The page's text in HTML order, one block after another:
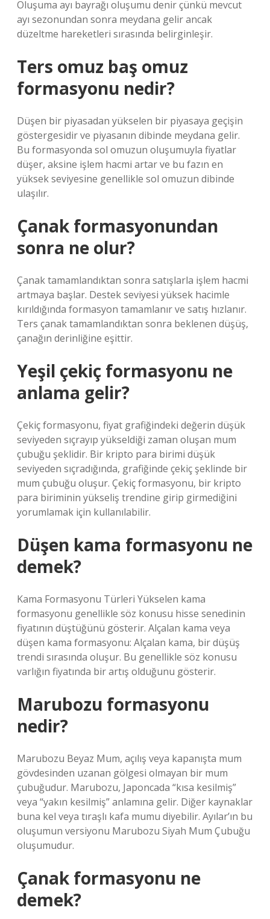
Oluşuma ayı bayrağı oluşumu denir çünkü mevcut
ayı sezonundan sonra meydana gelir ancak
düzeltme hareketleri sırasında belirginleşir.
Ters omuz baş omuz
formasyonu nedir?
Düşen bir piyasadan yükselen bir piyasaya geçişin
göstergesidir ve piyasanın dibinde meydana gelir.
Bu formasyonda sol omuzun oluşumuyla fiyatlar
düşer, aksine işlem hacmi artar ve bu fazın en
yüksek seviyesine genellikle sol omuzun dibinde
ulaşılır.
Çanak formasyonundan
sonra ne olur?
Çanak tamamlandıktan sonra satışlarla işlem hacmi
artmaya başlar. Destek seviyesi yüksek hacimle
kırıldığında formasyon tamamlanır ve satış hızlanır.
Ters çanak tamamlandıktan sonra beklenen düşüş,
çanağın derinliğine eşittir.
Yeşil çekiç formasyonu ne
anlama gelir?
Çekiç formasyonu, fiyat grafiğindeki değerin düşük
seviyeden sıçrayıp yükseldiği zaman oluşan mum
çubuğu şeklidir. Bir kripto para birimi düşük
seviyeden sıçradığında, grafiğinde çekiç şeklinde bir
mum çubuğu oluşur. Çekiç formasyonu, bir kripto
para biriminin yükseliş trendine girip girmediğini
yorumlamak için kullanılabilir.
Düşen kama formasyonu ne
demek?
Kama Formasyonu Türleri Yükselen kama
formasyonu genellikle söz konusu hisse senedinin
fiyatının düştüğünü gösterir. Alçalan kama veya
düşen kama formasyonu: Alçalan kama, bir düşüş
trendi sırasında oluşur. Bu genellikle söz konusu
varlığın fiyatında bir artış olduğunu gösterir.
Marubozu formasyonu
nedir?
Marubozu Beyaz Mum, açılış veya kapanışta mum
gövdesinden uzanan gölgesi olmayan bir mum
çubuğudur. Marubozu, Japoncada “kısa kesilmiş”
veya “yakın kesilmiş” anlamına gelir. Diğer kaynaklar
buna kel veya tıraşlı kafa mumu diyebilir. Ayılar’ın bu
oluşumun versiyonu Marubozu Siyah Mum Çubuğu
oluşumudur.
Çanak formasyonu ne
demek?